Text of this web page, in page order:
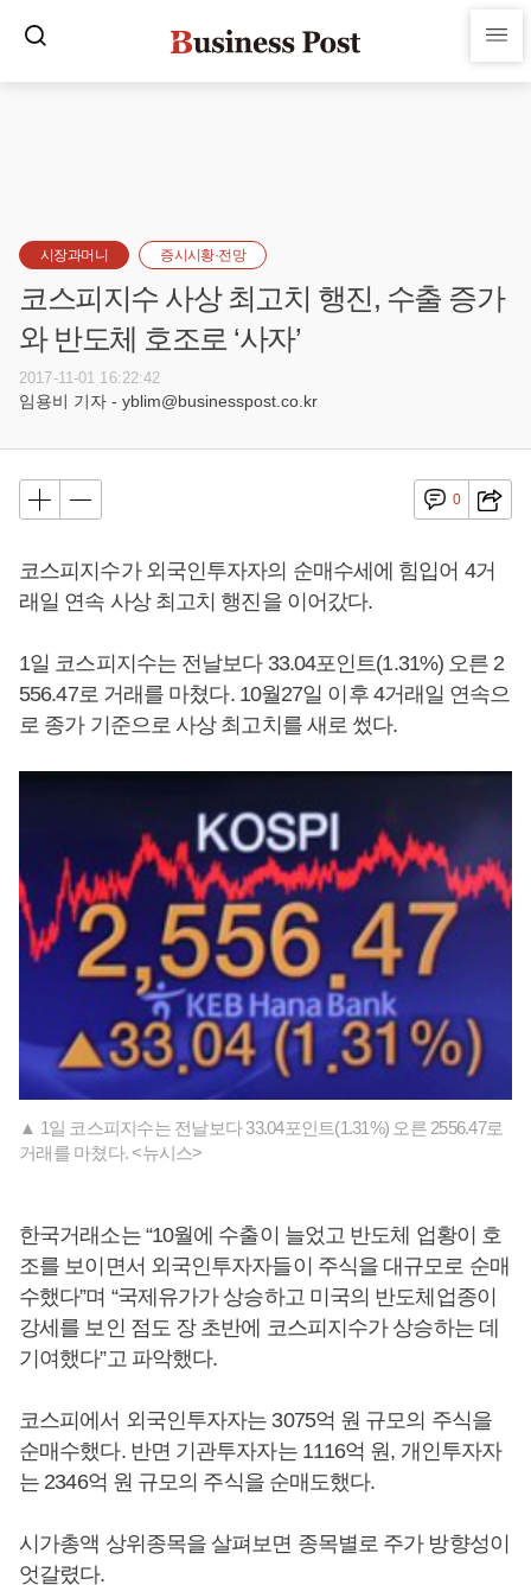
시장과머니 증시시황·전망
코스피지수 사상 최고치 행진, 수출 증가
와 반도체 호조로 ‘사자’
2017-11-01 16:22:42
임용비 기자 - yblim@businesspost.co.kr
0
코스피지수가 외국인투자자의 순매수세에 힘입어 4거
래일 연속 사상 최고치 행진을 이어갔다.
1일 코스피지수는 전날보다 33.04포인트(1.31%) 오른 2
556.47로 거래를 마쳤다. 10월27일 이후 4거래일 연속으
로 종가 기준으로 사상 최고치를 새로 썼다.
▲ 1일 코스피지수는 전날보다 33.04포인트(1.31%) 오른 2556.47로
거래를 마쳤다. <뉴시스>
한국거래소는 “10월에 수출이 늘었고 반도체 업황이 호
조를 보이면서 외국인투자자들이 주식을 대규모로 순매
수했다”며 “국제유가가 상승하고 미국의 반도체업종이
강세를 보인 점도 장 초반에 코스피지수가 상승하는 데
기여했다”고 파악했다.
코스피에서 외국인투자자는 3075억 원 규모의 주식을
순매수했다. 반면 기관투자자는 1116억 원, 개인투자자
는 2346억 원 규모의 주식을 순매도했다.
시가총액 상위종목을 살펴보면 종목별로 주가 방향성이
엇갈렸다.